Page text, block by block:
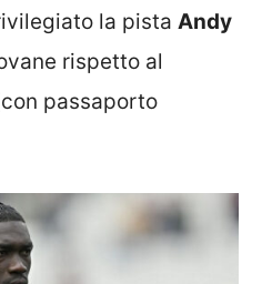
la pista Andy
rispetto al
passaporto